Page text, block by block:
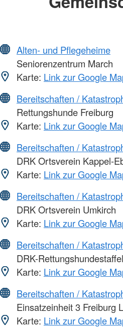
Alten- und Pflegeheime
Seniorenzentrum March
Karte: Link zur Google
Bereitschaften /
Rettungshunde Freiburg
Karte: Link zur Google
Bereitschaften /
DRK Ortsverein Kappel-
Karte: Link zur Google
Bereitschaften /
DRK Ortsverein Umkirch
Karte: Link zur Google
Bereitschaften /
DRK-
Karte: Link zur Google
Bereitschaften /
Einsatzeinheit 3 Freiburg
Karte: Link zur Google